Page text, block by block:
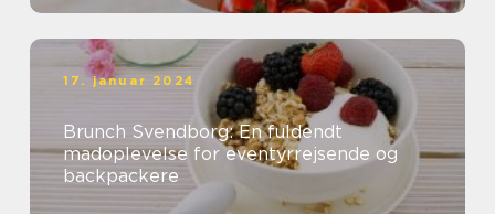
17. januar 2024
Brunch Svendborg: En fuldendt
madoplevelse for eventyrrejsende og
backpackere